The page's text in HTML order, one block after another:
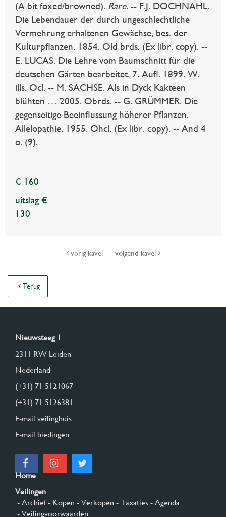
(A bit foxed/browned). Rare. -- F.J. DOCHNAHL.
Die Lebendauer der durch ungeschlechtliche
Vermehrung erhaltenen Gewächse, bes. der
Kulturpflanzen. 1854. Old brds. (Ex libr. copy). --
E. LUCAS. Die Lehre vom Baumschnitt für die
deutschen Gärten bearbeitet. 7. Aufl. 1899. W.
ills. Ocl. -- M. SACHSE. Als in Dyck Kakteen
blühten … 2005. Obrds. -- G. GRÜMMER. Die
gegenseitige Beeinflussung höherer Pflanzen.
Allelopathie. 1955. Ohcl. (Ex libr. copy). -- And 4
o. (9).
€ 160
uitslag €
130
vorig kavel volgend kavel
Terug
Nieuwsteeg 1
2311 RW Leiden
Nederland
(+31) 71 5121067
(+31) 71 5126381
E-mail veilinghuis
E-mail biedingen
Home
Veilingen
- Archief- Kopen - Verkopen - Taxaties - Agenda
- Veilingvoorwaarden